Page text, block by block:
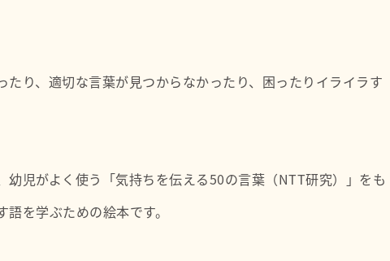
たり、適切な言葉が見つからなかったり、困ったりイライラす
幼児がよく使う「気持ちを伝える50の言葉（NTT研究）」をも
を学ぶための絵本です。